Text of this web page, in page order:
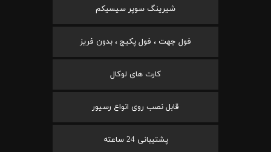
شیرینگ سوپر سیسیکم
فول جهت ، فول پکیج ، بدون فریز
کارت های لوکال
قابل نصب روی انواع رسیور
پشتیبانی 24 ساعته